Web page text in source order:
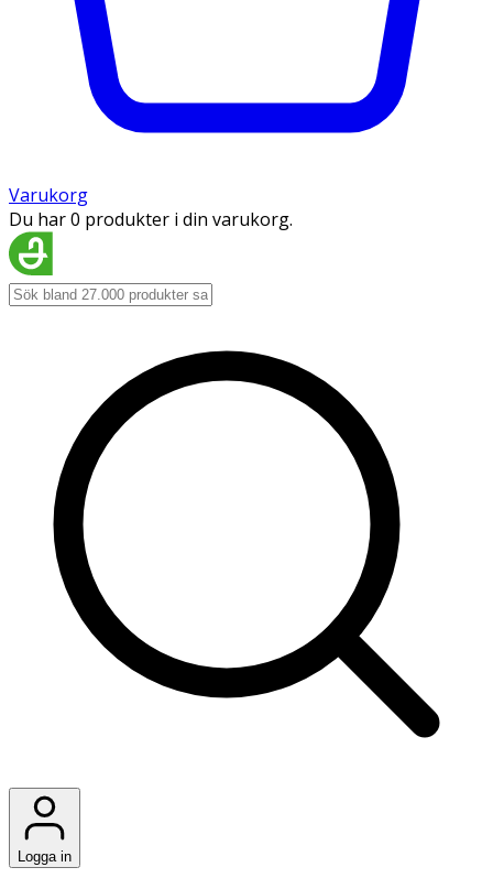
Varukorg
Du har 0 produkter i din varukorg.
Logga in